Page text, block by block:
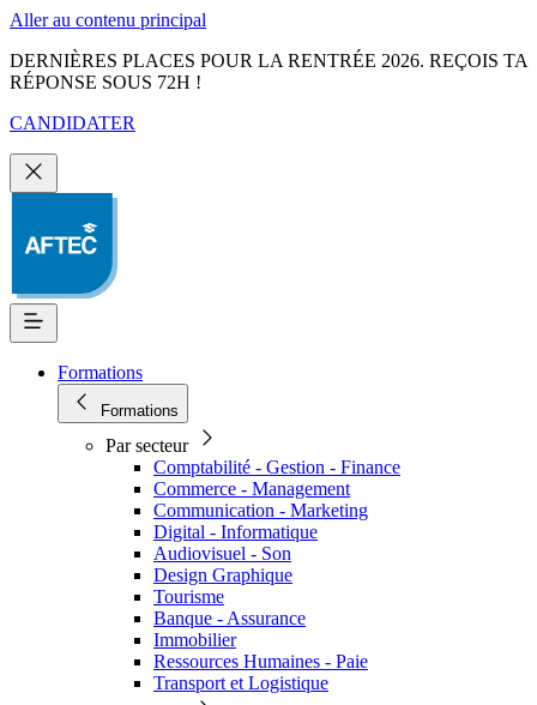
Aller au contenu principal
DERNIÈRES PLACES POUR LA RENTRÉE 2026. REÇOIS TA
RÉPONSE SOUS 72H !
CANDIDATER
Formations
Formations
Par secteur
Comptabilité - Gestion - Finance
Commerce - Management
Communication - Marketing
Digital - Informatique
Audiovisuel - Son
Design Graphique
Tourisme
Banque - Assurance
Immobilier
Ressources Humaines - Paie
Transport et Logistique